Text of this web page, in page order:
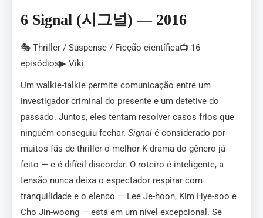
6 Signal (시그널) — 2016
🎭 Thriller / Suspense / Ficção científica📺 16
episódios▶ Viki
Um walkie-talkie permite comunicação entre um
investigador criminal do presente e um detetive do
passado. Juntos, eles tentam resolver casos frios que
ninguém conseguiu fechar. Signal é considerado por
muitos fãs de thriller o melhor K-drama do gênero já
feito — e é difícil discordar. O roteiro é inteligente, a
tensão nunca deixa o espectador respirar com
tranquilidade e o elenco — Lee Je-hoon, Kim Hye-soo e
Cho Jin-woong — está em um nível excepcional. Se